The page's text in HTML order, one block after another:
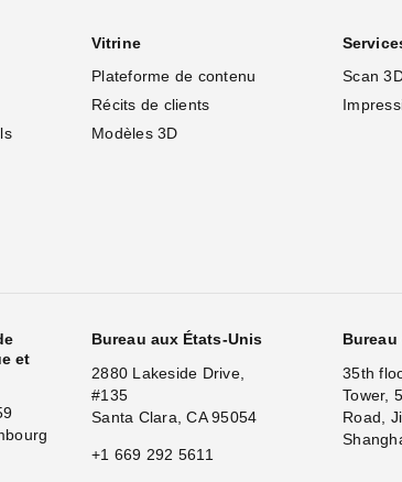
Vitrine
Plateforme de contenu
Récits de clients
Modèles 3D
Scan
et
Bureau aux États-Unis
2880 Lakeside Drive,
#135
Santa Clara, CA 95054
+1 669 292 5611
Bureau
35th
Tower,
Road,